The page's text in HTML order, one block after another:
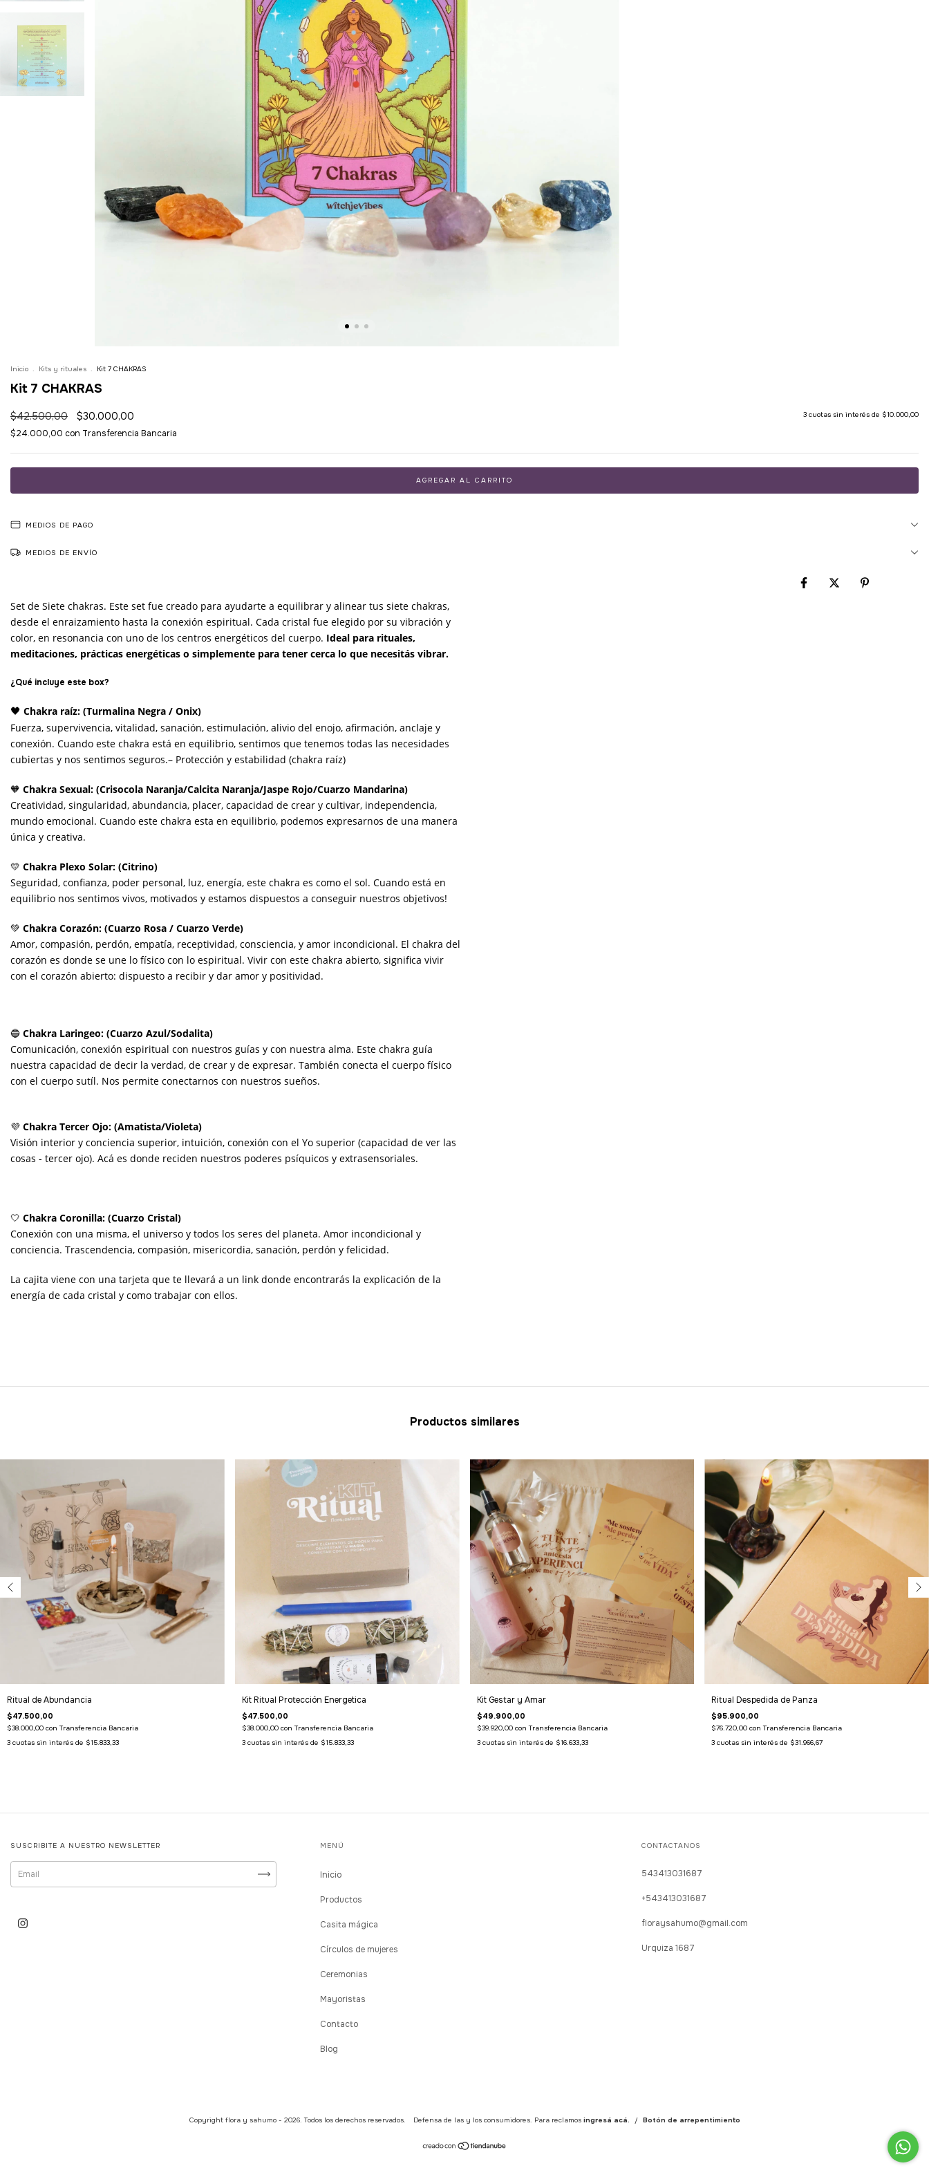
Inicio . Kits y rituales . Kit 7 CHAKRAS
Kit 7 CHAKRAS
$42.500,00 $30.000,00 3 cuotas sin interés de $10.000,00
$24.000,00 con Transferencia Bancaria
MEDIOS DE PAGO
MEDIOS DE ENVÍO
Set de Siete chakras. Este set fue creado para ayudarte a equilibrar y alinear tus siete chakras,
desde el enraizamiento hasta la conexión espiritual. Cada cristal fue elegido por su vibración y
color, en resonancia con uno de los centros energéticos del cuerpo. Ideal para rituales,
meditaciones, prácticas energéticas o simplemente para tener cerca lo que necesitás vibrar.
¿Qué incluye este box?
🖤 Chakra raíz: (Turmalina Negra / Onix)
Fuerza, supervivencia, vitalidad, sanación, estimulación, alivio del enojo, afirmación, anclaje y
conexión. Cuando este chakra está en equilibrio, sentimos que tenemos todas las necesidades
cubiertas y nos sentimos seguros.– Protección y estabilidad (chakra raíz)
🧡 Chakra Sexual: (Crisocola Naranja/Calcita Naranja/Jaspe Rojo/Cuarzo Mandarina)
Creatividad, singularidad, abundancia, placer, capacidad de crear y cultivar, independencia,
mundo emocional. Cuando este chakra esta en equilibrio, podemos expresarnos de una manera
única y creativa.
💛 Chakra Plexo Solar: (Citrino)
Seguridad, confianza, poder personal, luz, energía, este chakra es como el sol. Cuando está en
equilibrio nos sentimos vivos, motivados y estamos dispuestos a conseguir nuestros objetivos!
💚 Chakra Corazón: (Cuarzo Rosa / Cuarzo Verde)
Amor, compasión, perdón, empatía, receptividad, consciencia, y amor incondicional. El chakra del
corazón es donde se une lo físico con lo espiritual. Vivir con este chakra abierto, significa vivir
con el corazón abierto: dispuesto a recibir y dar amor y positividad.
🔵 Chakra Laringeo: (Cuarzo Azul/Sodalita)
Comunicación, conexión espiritual con nuestros guías y con nuestra alma. Este chakra guía
nuestra capacidad de decir la verdad, de crear y de expresar. También conecta el cuerpo físico
con el cuerpo sutíl. Nos permite conectarnos con nuestros sueños.
💜 Chakra Tercer Ojo: (Amatista/Violeta)
Visión interior y conciencia superior, intuición, conexión con el Yo superior (capacidad de ver las
cosas - tercer ojo). Acá es donde reciden nuestros poderes psíquicos y extrasensoriales.
🤍 Chakra Coronilla: (Cuarzo Cristal)
Conexión con una misma, el universo y todos los seres del planeta. Amor incondicional y
conciencia. Trascendencia, compasión, misericordia, sanación, perdón y felicidad.
La cajita viene con una tarjeta que te llevará a un link donde encontrarás la explicación de la
energía de cada cristal y como trabajar con ellos.
Productos similares
Ritual de Abundancia
$47.500,00
$38.000,00 con Transferencia Bancaria
3 cuotas sin interés de $15.833,33
Kit Ritual Protección Energetica
$47.500,00
$38.000,00 con Transferencia Bancaria
3 cuotas sin interés de $15.833,33
Kit Gestar y Amar
$49.900,00
$39.920,00 con Transferencia Bancaria
3 cuotas sin interés de $16.633,33
Ritual Despedida de Panza
$95.900,00
$76.720,00con Transferencia Bancaria
3 cuotas sin interés de $31.966,67
SUSCRIBITE A NUESTRO NEWSLETTER MENÚ
Inicio
Productos
Casita mágica
Círculos de mujeres
Ceremonias
Mayoristas
Contacto
Blog
CONTACTANOS
543413031687
+543413031687
floraysahumo@gmail.com
Urquiza 1687
Copyright flora y sahumo - 2026. Todos los derechos reservados. Defensa de las y los consumidores. Para reclamos ingresá acá. / Botón de arrepentimiento